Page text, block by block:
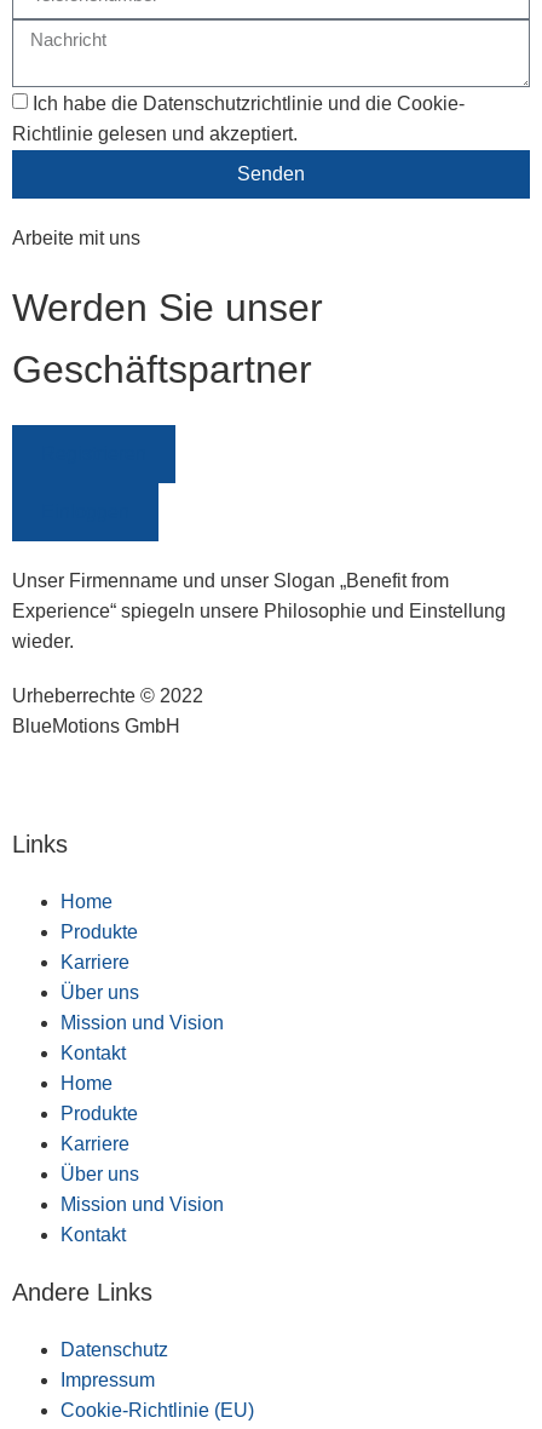
Ich habe die Datenschutzrichtlinie und die Cookie-
Richtlinie gelesen und akzeptiert.
Senden
Arbeite mit uns
Werden Sie unser
Geschäftspartner
Unser Firmenname und unser Slogan „Benefit from
Experience“ spiegeln unsere Philosophie und Einstellung
wieder.
Urheberrechte © 2022
BlueMotions GmbH
Links
Home
Produkte
Karriere
Über uns
Mission und Vision
Kontakt
Home
Produkte
Karriere
Über uns
Mission und Vision
Kontakt
Andere Links
Datenschutz
Impressum
Cookie-Richtlinie (EU)